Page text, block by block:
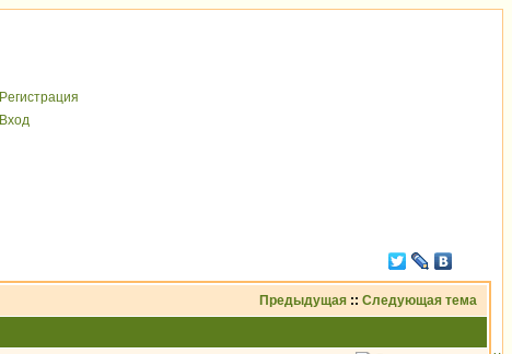
Peгиcтрaция
Вхoд
Предыдущая :: Следующая тема